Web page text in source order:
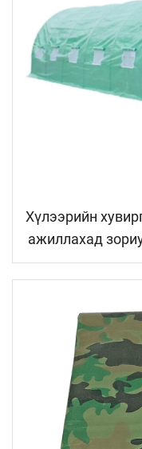
Хүлээрийн
ажиллахад
хүлээрийн
зориулан
филм, ногоо,
зориулан орж
үйлдвэрт шууд